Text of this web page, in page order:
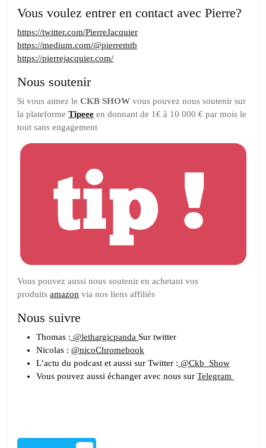
Vous voulez entrer en contact avec Pierre?
https://twitter.com/PierreJacquier
https://medium.com/@pierremtb
https://pierrejacquier.com/
Nous soutenir
Si vous aimez le CKB SHOW vous pouvez nous soutenir sur
la plateforme Tipeee en donnant de 1€ à 10 000 € par mois le
tout sans engagement
Vous pouvez aussi nous soutenir en achetant vos
produits amazon via nos liens affiliés
Nous suivre
Thomas : @lethargicpanda Sur twitter
Nicolas : @nicoChromebook
L’actu du podcast et aussi sur Twitter : @Ckb_Show
Vous pouvez aussi échanger avec nous sur Telegram